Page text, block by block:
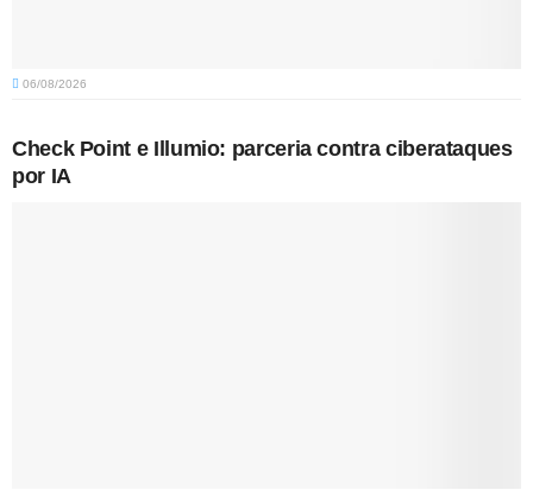
06/08/2026
Check Point e Illumio: parceria contra ciberataques
por IA